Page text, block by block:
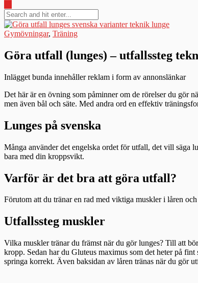
Gymövningar, Träning
Göra utfall (lunges) – utfallssteg
Inlägget bunda innehåller reklam i form av annonslänkar
Det här är en övning som påminner om de rörelser du gör
men även bål och säte. Med andra ord en effektiv
Lunges på svenska
Många använder det engelska ordet för utfall, det vill säga
bara med din kroppsvikt.
Varför är det bra att göra utfall?
Förutom att du tränar en rad med viktiga muskler i låren
Utfallssteg muskler
Vilka muskler tränar du främst när du gör lunges? Till att
kropp. Sedan har du Gluteus maximus som det heter på
springa korrekt. Även baksidan av låren tränas när du gör